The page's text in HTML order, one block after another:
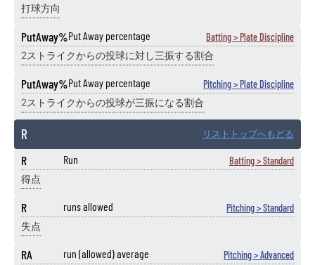
打球方向
PutAway%Put Away percentage Batting > Plate Discipline
2ストライクからの投球に対し三振する割合
PutAway%Put Away percentage Pitching > Plate Discipline
2ストライクからの投球が三振になる割合
R リストトップへもどる
R Run Batting > Standard
得点
R runs allowed Pitching > Standard
失点
RA run (allowed) average Pitching > Advanced